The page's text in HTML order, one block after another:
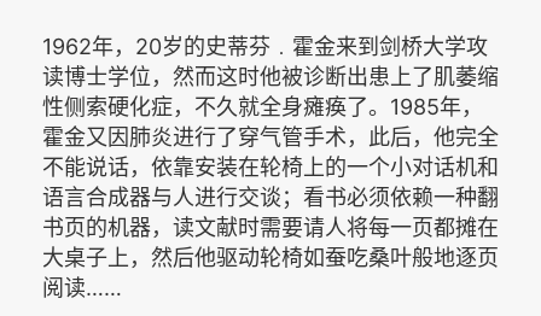
1962年，20岁的史蒂芬﹒霍金来到剑桥大学攻
读博士学位，然而这时他被诊断出患上了肌萎缩
性侧索硬化症，不久就全身瘫痪了。1985年，
霍金又因肺炎进行了穿气管手术，此后，他完全
不能说话，依靠安装在轮椅上的一个小对话机和
语言合成器与人进行交谈；看书必须依赖一种翻
书页的机器，读文献时需要请人将每一页都摊在
大桌子上，然后他驱动轮椅如蚕吃桑叶般地逐页
阅读……